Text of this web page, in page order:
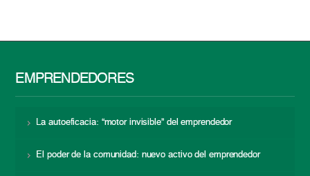
EMPRENDEDORES
La autoeficacia: “motor invisible” del emprendedor
El poder de la comunidad: nuevo activo del emprendedor